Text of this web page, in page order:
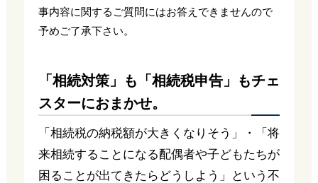
事内容に関するご質問にはお答えできませんので
予めご了承下さい。
「相続対策」も「相続税申告」もチェ
スターにおまかせ。
「相続税の納税額が大きくなりそう」・「将
来相続することになる配偶者や子どもたちが
困ることが出てきたらどうしよう」という不